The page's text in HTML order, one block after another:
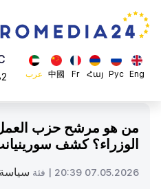
Eng
Рус
Հայ
Fr
中國 عرب
من هو مرشح حزب
الوزراء؟ كشف
07.05.2026 20:39 | فئة سياسة